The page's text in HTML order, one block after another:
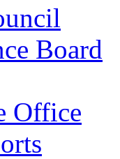
Board
Office